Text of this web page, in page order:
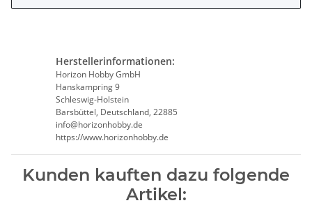
Herstellerinformationen:
Horizon Hobby GmbH
Hanskampring 9
Schleswig-Holstein
Barsbüttel, Deutschland, 22885
info@horizonhobby.de
https://www.horizonhobby.de
Kunden kauften dazu folgende
Artikel: